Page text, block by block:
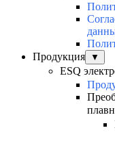
Продукция
▼
ESQ